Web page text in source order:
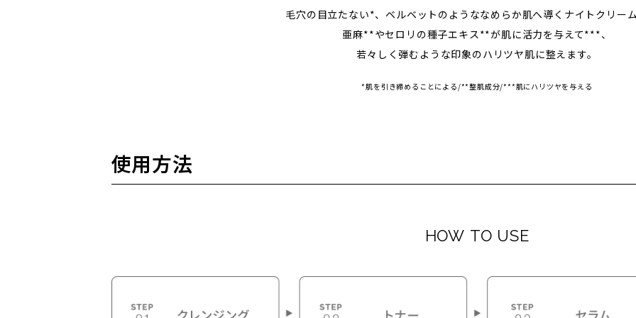
毛穴の目立たない*、ベルベットのようななめらか肌へ導くナイトクリー
亜麻**やセロリの種子エキス**が肌に活力を与えて***、
若々しく弾むような印象のハリツヤ肌に整えます。
*肌を引き締めることによる/**整肌成分/***肌にハリツヤを与える
使用方法
HOW TO USE